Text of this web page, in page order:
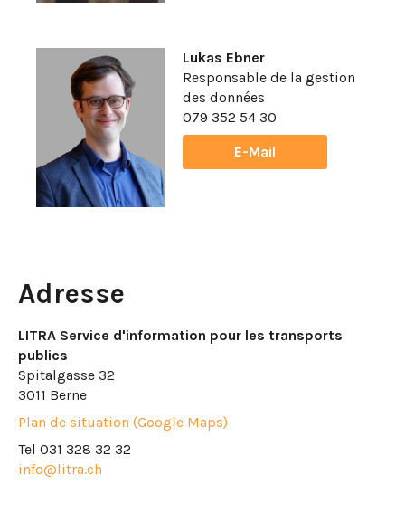
Lukas Ebner
Responsable de la gestion
des données
079 352 54 30
E-Mail
Adresse
LITRA Service d'information pour les transports
publics
Spitalgasse 32
3011 Berne
Plan de situation (Google Maps)
Tel 031 328 32 32
info@litra.ch